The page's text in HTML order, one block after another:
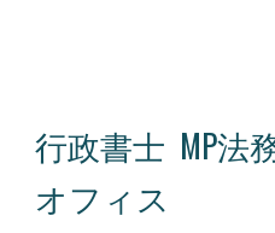
行政書士 MP法
オフィス